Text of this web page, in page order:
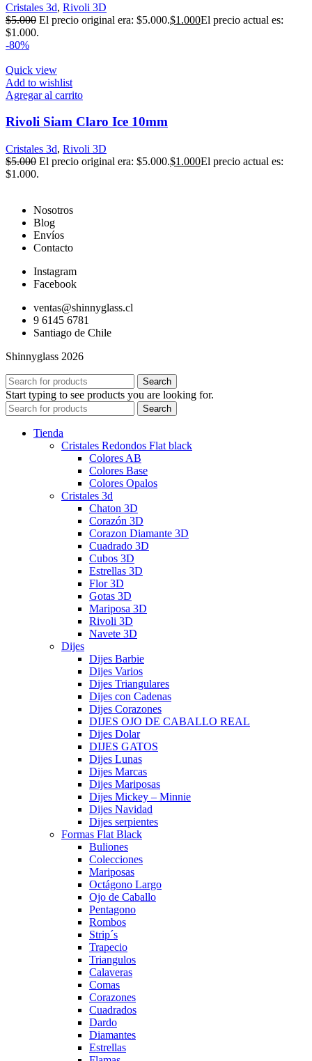
Cristales 3d, Rivoli 3D
$5.000 El precio original era: $5.000.$1.000El precio actual es:
$1.000.
-80%
Quick view
Add to wishlist
Agregar al carrito
Rivoli Siam Claro Ice 10mm
Cristales 3d, Rivoli 3D
$5.000 El precio original era: $5.000.$1.000El precio actual es:
$1.000.
Nosotros
Blog
Envíos
Contacto
Instagram
Facebook
ventas@shinnyglass.cl
9 6145 6781
Santiago de Chile
Shinnyglass 2026
Search
Start typing to see products you are looking for.
Search
Tienda
Cristales Redondos Flat black
Colores AB
Colores Base
Colores Opalos
Cristales 3d
Chaton 3D
Corazón 3D
Corazon Diamante 3D
Cuadrado 3D
Cubos 3D
Estrellas 3D
Flor 3D
Gotas 3D
Mariposa 3D
Rivoli 3D
Navete 3D
Dijes
Dijes Barbie
Dijes Varios
Dijes Triangulares
Dijes con Cadenas
Dijes Corazones
DIJES OJO DE CABALLO REAL
Dijes Dolar
DIJES GATOS
Dijes Lunas
Dijes Marcas
Dijes Mariposas
Dijes Mickey – Minnie
Dijes Navidad
Dijes serpientes
Formas Flat Black
Buliones
Colecciones
Mariposas
Octágono Largo
Ojo de Caballo
Pentagono
Rombos
Strip´s
Trapecio
Triangulos
Calaveras
Comas
Corazones
Cuadrados
Dardo
Diamantes
Estrellas